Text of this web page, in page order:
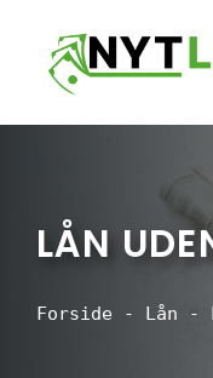
indhold
LÅN
Forside - Lån -